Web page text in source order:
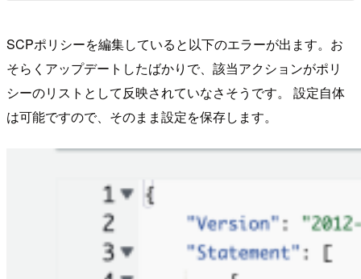
SCPポリシーを編集していると以下のエラーが出ます。お
そらくアップデートしたばかりで、該当アクションがポリ
シーのリストとして反映されていなさそうです。 設定自体
は可能ですので、そのまま設定を保存します。